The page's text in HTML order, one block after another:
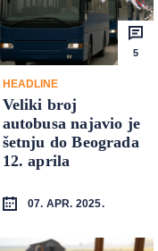
5
HEADLINE
Veliki broj
autobusa najavio je
šetnju do Beograda
12. aprila
07. APR. 2025.